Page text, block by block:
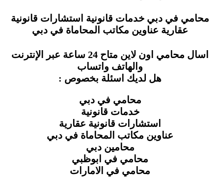
محامي في دبي خدمات قانونية استشارات قانونية
عقارية عناوين مكاتب المحاماة في دبي
اسال محامي اون لاين متاح 24 ساعة عبر الإنترنت
والهاتف واتساب
هل لديك اسئلة بخصوص :
محامي في دبي
خدمات قانونية
استشارات قانونية عقارية
عناوين مكاتب المحاماة في دبي
محامين دبي
محامي في ابوظبي
محامي في الامارات